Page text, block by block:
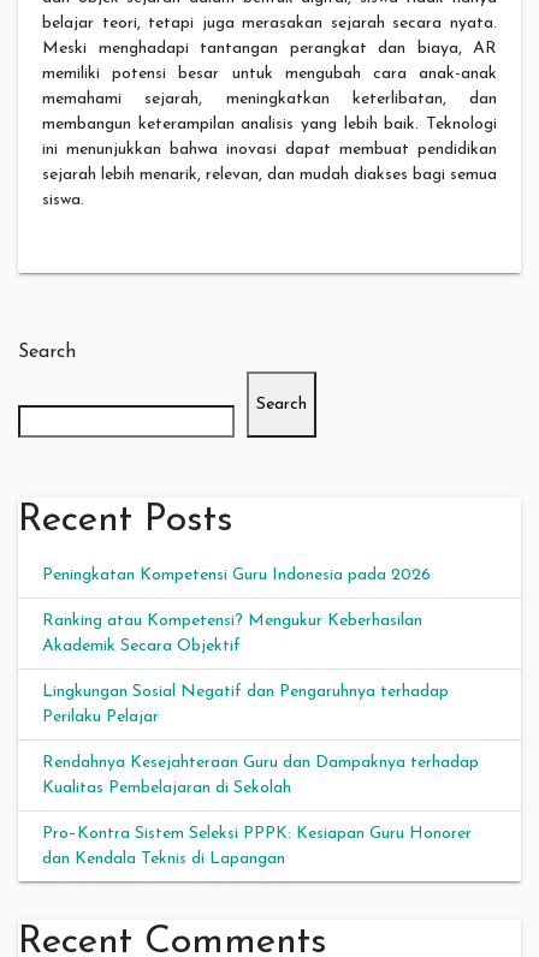
belajar teori, tetapi juga merasakan sejarah secara nyata.
Meski menghadapi tantangan perangkat dan biaya, AR
memiliki potensi besar untuk mengubah cara anak-anak
memahami sejarah, meningkatkan keterlibatan, dan
membangun keterampilan analisis yang lebih baik. Teknologi
ini menunjukkan bahwa inovasi dapat membuat pendidikan
sejarah lebih menarik, relevan, dan mudah diakses bagi semua
siswa.
Search
Search
Recent Posts
Peningkatan Kompetensi Guru Indonesia pada 2026
Ranking atau Kompetensi? Mengukur Keberhasilan
Akademik Secara Objektif
Lingkungan Sosial Negatif dan Pengaruhnya terhadap
Perilaku Pelajar
Rendahnya Kesejahteraan Guru dan Dampaknya terhadap
Kualitas Pembelajaran di Sekolah
Pro–Kontra Sistem Seleksi PPPK: Kesiapan Guru Honorer
dan Kendala Teknis di Lapangan
Recent Comments